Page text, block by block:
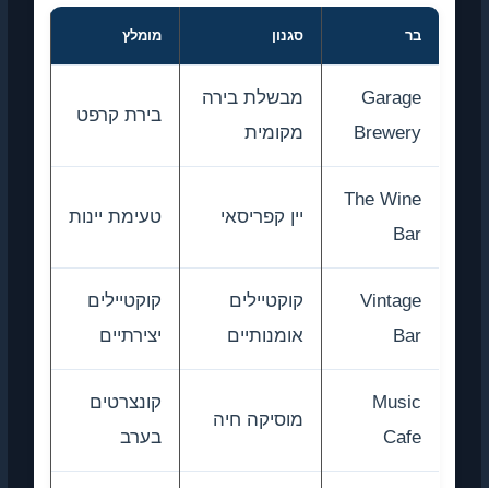
בר סגנון מומלץ
Garage
Brewery
מבשלת בירה
מקומית
בירת קרפט
The Wine
Bar
יין קפריסאי טעימת יינות
Vintage
Bar
קוקטיילים
אומנותיים
קוקטיילים
יצירתיים
Music
Cafe
מוסיקה חיה
קונצרטים
בערב